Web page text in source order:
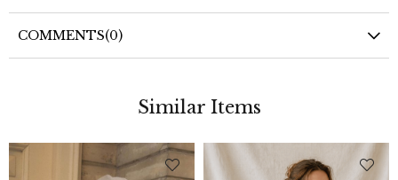
COMMENTS(0)
Similar Items